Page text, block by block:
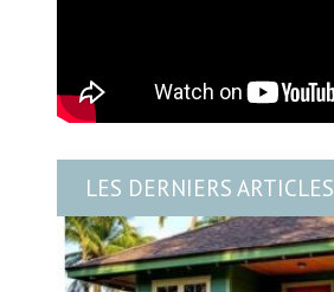
LES DERNIERS ARTICLES